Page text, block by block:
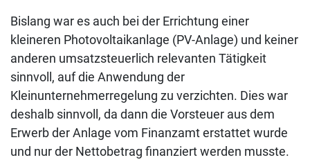
Bislang war es auch bei der Errichtung einer
kleineren Photovoltaikanlage (PV-Anlage) und keiner
anderen umsatzsteuerlich relevanten Tätigkeit
sinnvoll, auf die Anwendung der
Kleinunternehmerregelung zu verzichten. Dies war
deshalb sinnvoll, da dann die Vorsteuer aus dem
Erwerb der Anlage vom Finanzamt erstattet wurde
und nur der Nettobetrag finanziert werden musste.